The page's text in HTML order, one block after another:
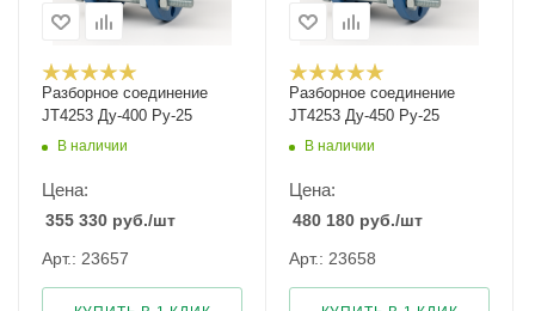
Разборное соединение
JT4253 Ду-400 Ру-25
В наличии
Цена:
355 330 руб./шт
Арт.: 23657
Разборное соединение
JT4253 Ду-450 Ру-25
В наличии
Цена:
480 180 руб./шт
Арт.: 23658